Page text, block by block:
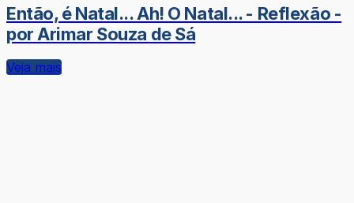
Então, é Natal... Ah! O Natal... - Reflexão -
por Arimar Souza de Sá
Veja mais